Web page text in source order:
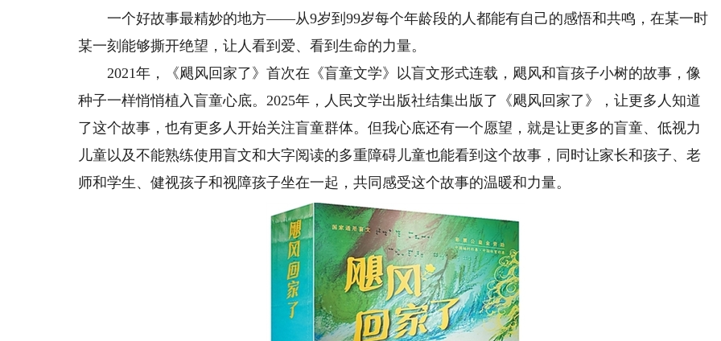
一个好故事最精妙的地方——从9岁到99岁每个年龄段的人都能有自己的感悟和共鸣，在某一时
某一刻能够撕开绝望，让人看到爱、看到生命的力量。
2021年，《飓风回家了》首次在《盲童文学》以盲文形式连载，飓风和盲孩子小树的故事，像
种子一样悄悄植入盲童心底。2025年，人民文学出版社结集出版了《飓风回家了》，让更多人知道
了这个故事，也有更多人开始关注盲童群体。但我心底还有一个愿望，就是让更多的盲童、低视力
儿童以及不能熟练使用盲文和大字阅读的多重障碍儿童也能看到这个故事，同时让家长和孩子、老
师和学生、健视孩子和视障孩子坐在一起，共同感受这个故事的温暖和力量。